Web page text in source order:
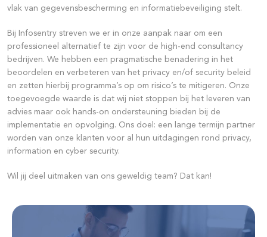
vlak van gegevensbescherming en informatiebeveiliging stelt.
Bij Infosentry streven we er in onze aanpak naar om een
professioneel alternatief te zijn voor de high-end consultancy
bedrijven. We hebben een pragmatische benadering in het
beoordelen en verbeteren van het privacy en/of security beleid
en zetten hierbij programma’s op om risico’s te mitigeren. Onze
toegevoegde waarde is dat wij niet stoppen bij het leveren van
advies maar ook hands-on ondersteuning bieden bij de
implementatie en opvolging. Ons doel: een lange termijn partner
worden van onze klanten voor al hun uitdagingen rond privacy,
information en cyber security.
Wil jij deel uitmaken van ons geweldig team? Dat kan!